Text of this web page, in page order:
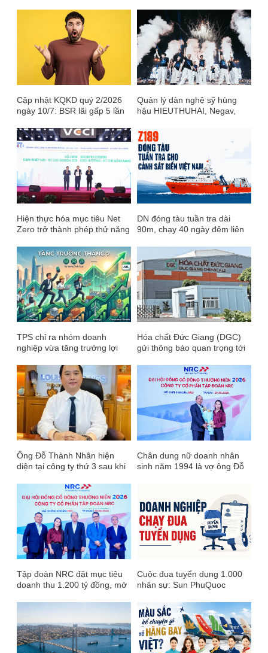
CTCK ước lãi gấp 4 lần cùng
Cập nhật KQKD quý 2/2026
ngày 10/7: BSR lãi gấp 5 lần
lãi 6 tháng tăng 80%
Quản lý dàn nghệ sỹ hùng
hậu HIEUTHUHAI, Negav,
559 tỷ đồng cho DatViet VAC
Hiện thực hóa mục tiêu Net
Zero trở thành phép thử năng
trong kỉ nguyên mới
DN đóng tàu tuần tra dài
90m, chạy 40 ngày đêm liên
Nam: Nắm khối tài sản hơn
2.500 tỷ đồng, doanh thu
vượt 1.000 tỷ
TPS chỉ ra nhóm doanh
nghiệp vừa tăng trưởng lợi
hơn mức trung bình nhiều
năm
Hóa chất Đức Giang (DGC)
gửi thông báo quan trọng tới
“cứu” cổ phiếu khỏi diện cảnh
báo
Ông Đỗ Thành Nhân hiện
diện tại công ty thứ 3 sau khi
Doanh nghiệp lỗ lũy kế gần
528 tỷ, cổ phiếu 1.300 đồng
và nguy cơ mất tư cách đại
chúng
Chân dung nữ doanh nhân
sinh năm 1994 là vợ ông Đỗ
Tập đoàn NRC đặt mục tiêu
doanh thu 1.200 tỷ đồng, mở
Cuộc đua tuyển dụng 1.000
nhân sự: Sun PhuQuoc
24-54 triệu đồng, Novaland ồ
ạt chiêu mộ sau vụ 'danh
sách đen' 420 người